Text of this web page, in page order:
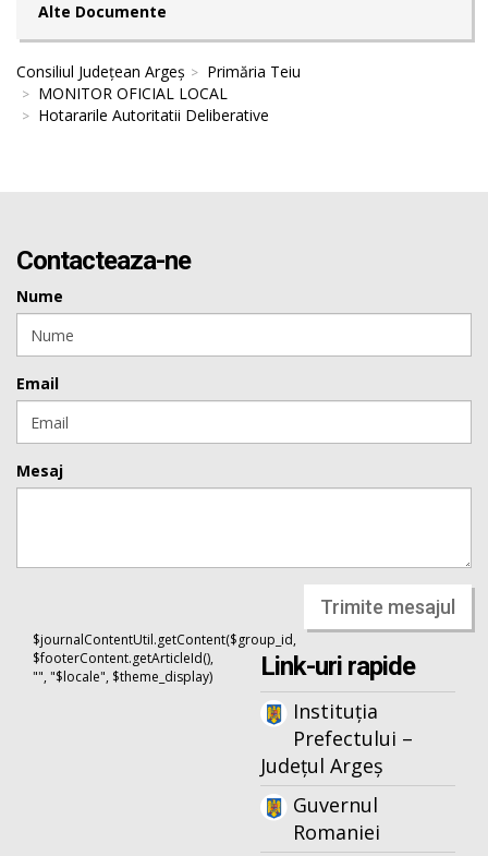
Alte Documente
Consiliul Județean Argeș
Primăria Teiu
MONITOR OFICIAL LOCAL
Hotararile Autoritatii Deliberative
Contacteaza-ne
Nume
Email
Mesaj
Trimite mesajul
$journalContentUtil.getContent($group_id,
$footerContent.getArticleId(),
"", "$locale", $theme_display)
Link-uri rapide
Instituția
Prefectului –
Județul Argeș
Guvernul
Romaniei